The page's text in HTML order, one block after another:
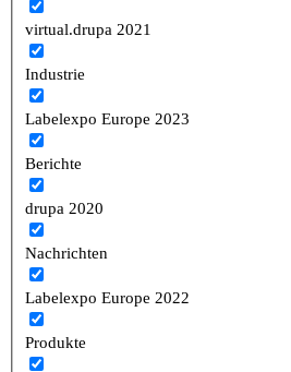
virtual.drupa 2021
Industrie
Labelexpo Europe 2023
Berichte
drupa 2020
Nachrichten
Labelexpo Europe 2022
Produkte